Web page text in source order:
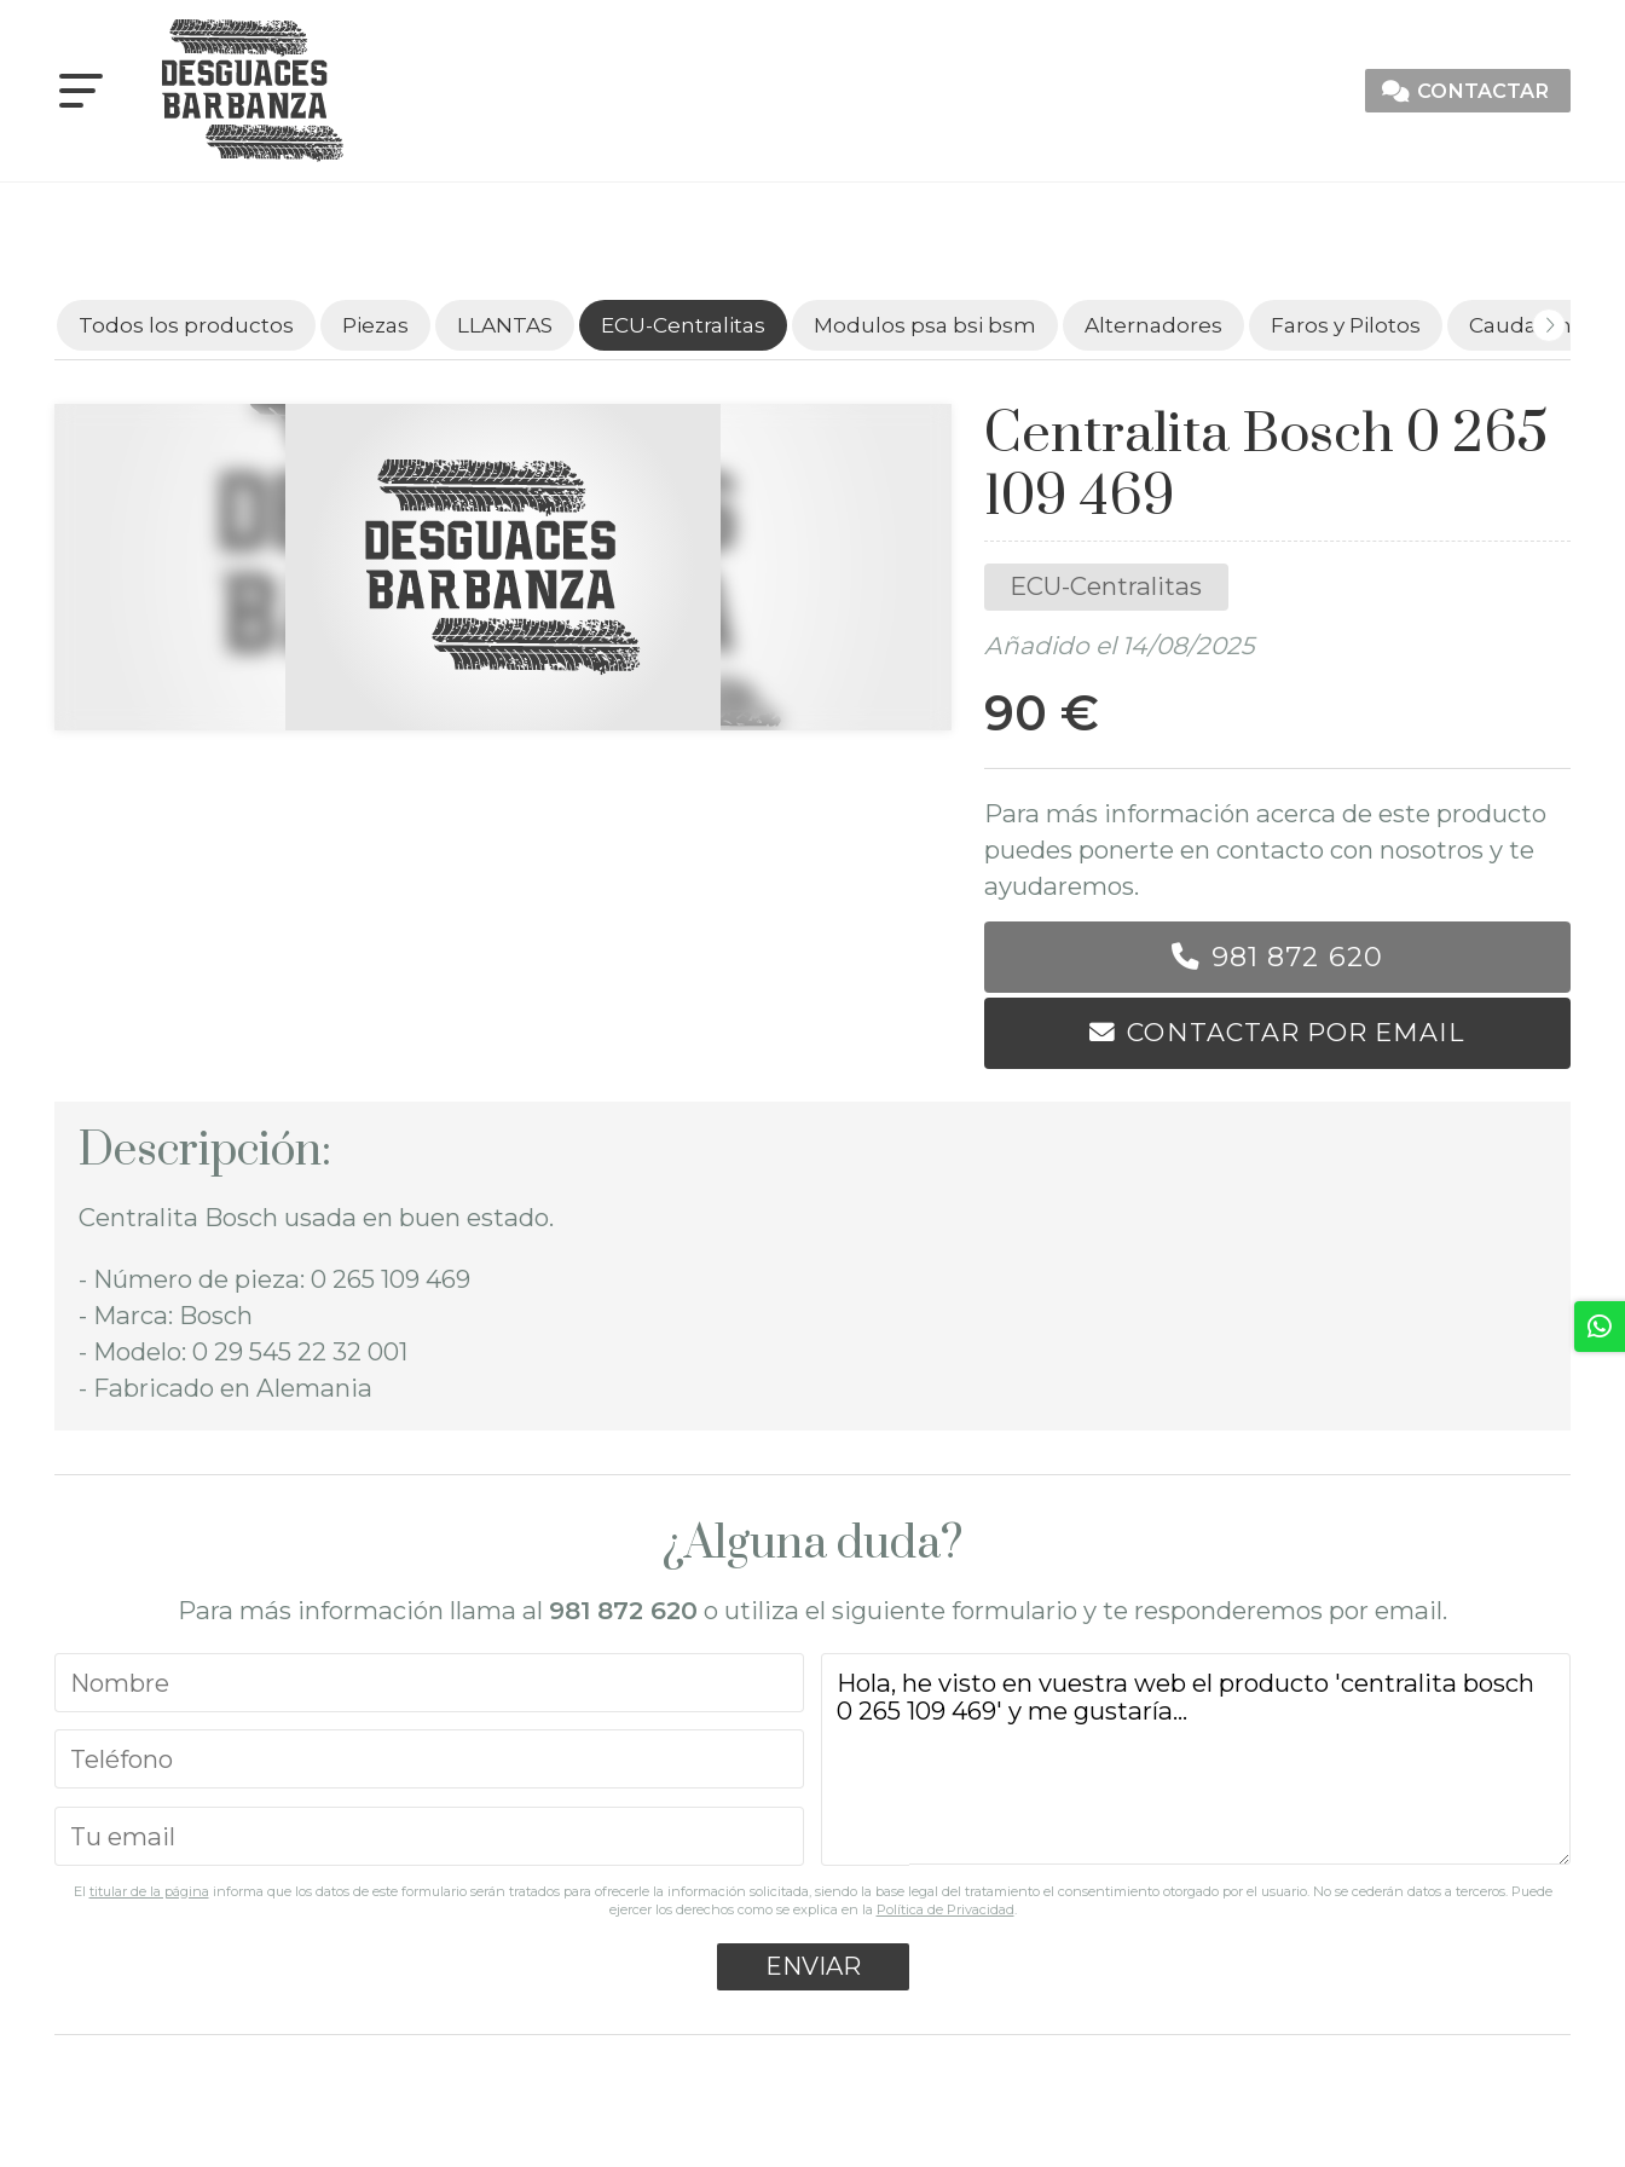
CONTACTAR
Todos los productos Piezas LLANTAS ECU-Centralitas Modulos psa bsi bsm Alternadores Faros y Pilotos Caudalímetros
Centralita Bosch 0 265
109 469
ECU-Centralitas
Añadido el 14/08/2025
90 €
Para más información acerca de este producto
puedes ponerte en contacto con nosotros y te
ayudaremos.
981 872 620
CONTACTAR POR EMAIL
Descripción:
Centralita Bosch usada en buen estado.
- Número de pieza: 0 265 109 469
- Marca: Bosch
- Modelo: 0 29 545 22 32 001
- Fabricado en Alemania
¿Alguna duda?
Para más información llama al 981 872 620 o utiliza el siguiente formulario y te responderemos por email.
El titular de la página informa que los datos de este formulario serán tratados para ofrecerle la información solicitada, siendo la base legal del tratamiento el consentimiento otorgado por el usuario. No se cederán datos a terceros. Puede
ejercer los derechos como se explica en la Política de Privacidad.